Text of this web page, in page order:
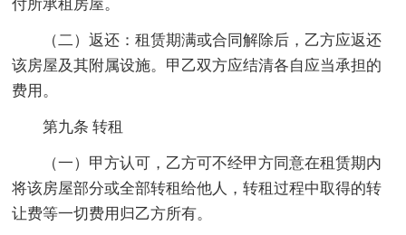
付所承租房屋。
（二）返还：租赁期满或合同解除后，乙方应返还
该房屋及其附属设施。甲乙双方应结清各自应当承担的
费用。
第九条 转租
（一）甲方认可，乙方可不经甲方同意在租赁期内
将该房屋部分或全部转租给他人，转租过程中取得的转
让费等一切费用归乙方所有。